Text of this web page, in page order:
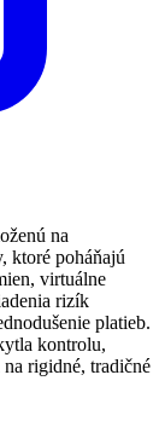
na
ktoré poháňajú
virtuálne
rizík
platieb.
kontrolu,
rigidné, tradičné